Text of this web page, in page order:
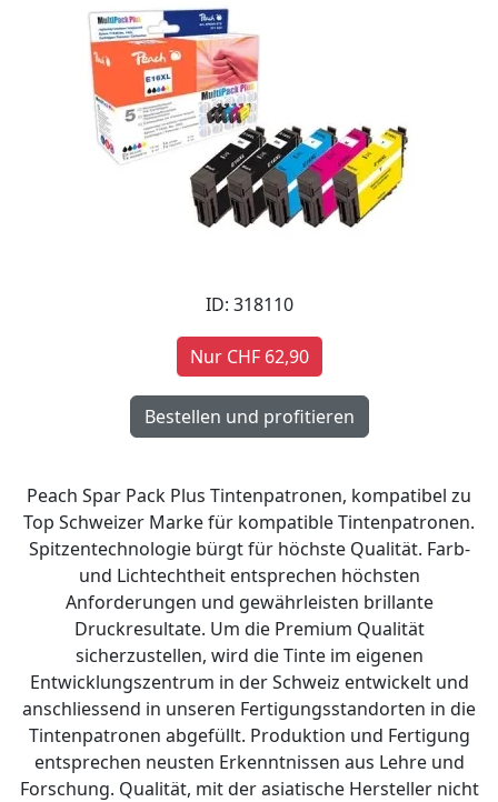
ID: 318110
Nur CHF 62,90
Peach Spar Pack Plus Tintenpatronen, kompatibel zu
Top Schweizer Marke für kompatible Tintenpatronen.
Spitzentechnologie bürgt für höchste Qualität. Farb-
und Lichtechtheit entsprechen höchsten
Anforderungen und gewährleisten brillante
Druckresultate. Um die Premium Qualität
sicherzustellen, wird die Tinte im eigenen
Entwicklungszentrum in der Schweiz entwickelt und
anschliessend in unseren Fertigungsstandorten in die
Tintenpatronen abgefüllt. Produktion und Fertigung
entsprechen neusten Erkenntnissen aus Lehre und
Forschung. Qualität, mit der asiatische Hersteller nicht